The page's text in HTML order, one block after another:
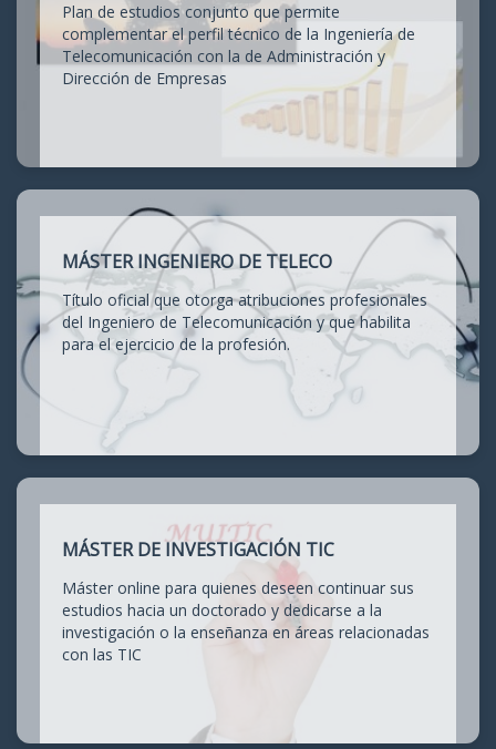
Plan de estudios conjunto que permite
complementar el perfil técnico de la Ingeniería de
Telecomunicación con la de Administración y
Dirección de Empresas
MÁSTER INGENIERO DE TELECO
Título oficial que otorga atribuciones profesionales
del Ingeniero de Telecomunicación y que habilita
para el ejercicio de la profesión.
MÁSTER DE INVESTIGACIÓN TIC
Máster online para quienes deseen continuar sus
estudios hacia un doctorado y dedicarse a la
investigación o la enseñanza en áreas relacionadas
con las TIC